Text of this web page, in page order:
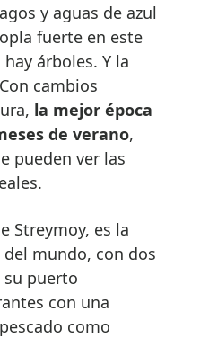
y aguas de azul
fuerte en este
árboles. Y la
cambios
la mejor época
de verano,
pueden ver las
Streymoy, es la
mundo, con dos
su puerto
con una
como